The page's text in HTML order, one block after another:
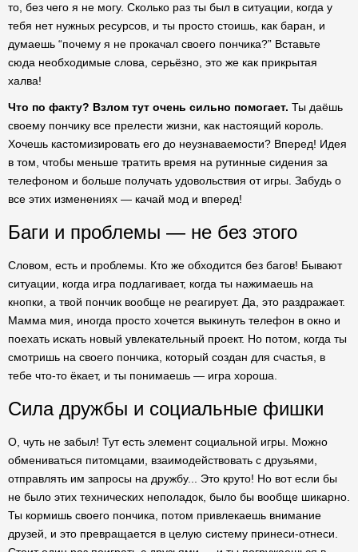
то, без чего я не могу. Сколько раз ты был в ситуации, когда у
тебя нет нужных ресурсов, и ты просто стоишь, как баран, и
думаешь “почему я не прокачал своего пончика?” Вставьте
сюда необходимые слова, серьёзно, это же как прикрытая
халва!
Что по факту? Взлом тут очень сильно помогает. Ты даёшь
своему пончику все прелести жизни, как настоящий король.
Хочешь кастомизировать его до неузнаваемости? Вперед! Идея
в том, чтобы меньше тратить время на рутинные сидения за
телефоном и больше получать удовольствия от игры. Забудь о
все этих изменениях — качай мод и вперед!
Баги и проблемы — не без этого
Словом, есть и проблемы. Кто же обходится без багов! Бывают
ситуации, когда игра подлагивает, когда ты нажимаешь на
кнопки, а твой пончик вообще не реагирует. Да, это раздражает.
Мамма мия, иногда просто хочется выкинуть телефон в окно и
поехать искать новый увлекательный проект. Но потом, когда ты
смотришь на своего пончика, который создан для счастья, в
тебе что-то ёкает, и ты понимаешь — игра хороша.
Сила дружбы и социальные фишки
О, чуть не забыл! Тут есть элемент социальной игры. Можно
обмениваться питомцами, взаимодействовать с друзьями,
отправлять им запросы на дружбу... Это круто! Но вот если бы
не было этих технических неполадок, было бы вообще шикарно.
Ты кормишь своего пончика, потом привлекаешь внимание
друзей, и это превращается в целую систему принеси-отнеси.